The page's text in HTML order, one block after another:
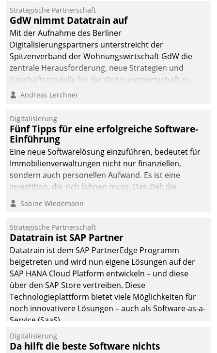
kommunale Wohnungsbauunternehmen daher
gemeinsam mit der Berliner Datatrain GmbH den
Teilprozess der Objektsanierung digitalisiert.
Strategische Partnerschaft
GdW nimmt Datatrain auf
Mit der Aufnahme des Berliner
Digitalisierungspartners unterstreicht der
Spitzenverband der Wohnungswirtschaft GdW die
zentrale Herausforderung, neue Strategien und
Geschäftsmodelle für die Wohnungswirtschaft zu
entwickeln.
Andreas Lerchner
Digitalisierung
Fünf Tipps für eine erfolgreiche Software-
Einführung
Eine neue Softwarelösung einzuführen, bedeutet für
Immobilienverwaltungen nicht nur finanziellen,
sondern auch personellen Aufwand. Es ist eine
Investition, die sich lohnen muss. Das Ziel: die
nachhaltige Optimierung der Geschäftsabläufe. Damit
dieses Ziel erreicht wird, sollten einige Grundregeln
Sabine Wiedemann
Strategische Partnerschaft
Datatrain ist SAP Partner
Datatrain ist dem SAP PartnerEdge Programm
beigetreten und wird nun eigene Lösungen auf der
SAP HANA Cloud Platform entwickeln – und diese
über den SAP Store vertreiben. Diese
Technologieplattform bietet viele Möglichkeiten für
noch innovativere Lösungen – auch als Software-as-a-
Service (SaaS).
Digitalisierung
Da hilft die beste Software nichts